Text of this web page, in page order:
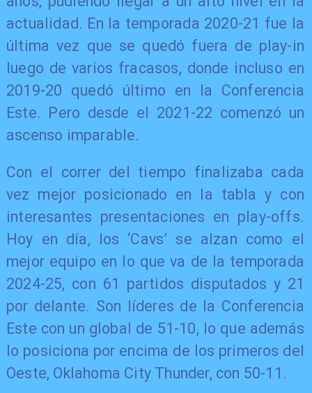
actualidad. En la temporada 2020-21 fue la
última vez que se quedó fuera de play-in
luego de varios fracasos, donde incluso en
2019-20 quedó último en la Conferencia
Este. Pero desde el 2021-22 comenzó un
ascenso imparable.
Con el correr del tiempo finalizaba cada
vez mejor posicionado en la tabla y con
interesantes presentaciones en play-offs.
Hoy en día, los ‘Cavs’ se alzan como el
mejor equipo en lo que va de la temporada
2024-25, con 61 partidos disputados y 21
por delante. Son líderes de la Conferencia
Este con un global de 51-10, lo que además
lo posiciona por encima de los primeros del
Oeste, Oklahoma City Thunder, con 50-11.